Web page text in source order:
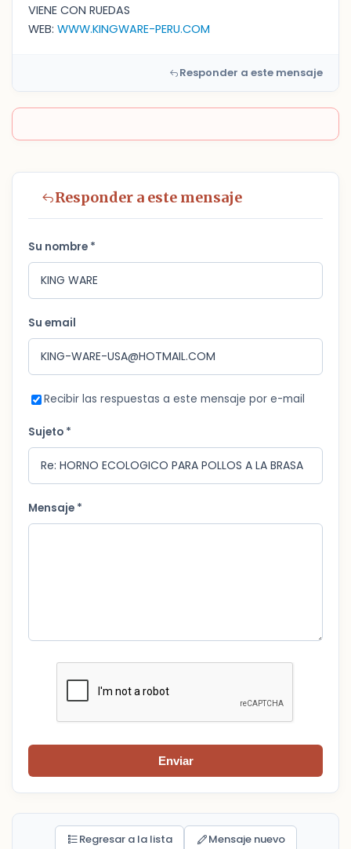
VIENE CON RUEDAS
WEB: WWW.KINGWARE-PERU.COM
Responder a este mensaje
Responder a este mensaje
Su nombre *
Su email
Recibir las respuestas a este mensaje por e-mail
Sujeto *
Mensaje *
Enviar
Regresar a la lista Mensaje nuevo